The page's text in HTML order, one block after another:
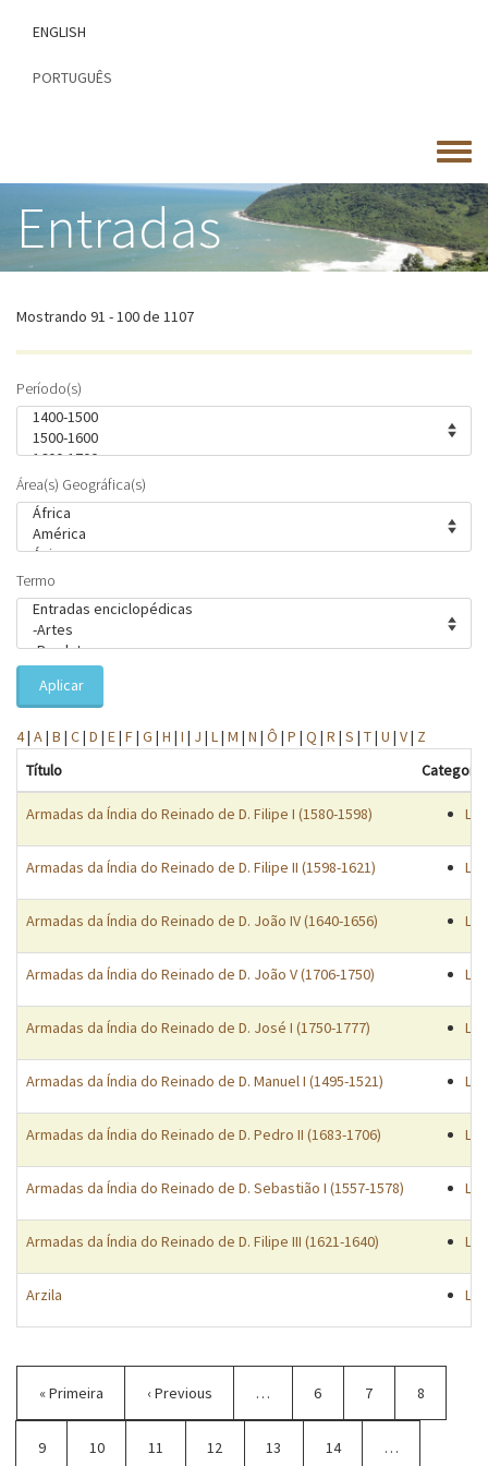
conteúdo
ENGLISH
PORTUGUÊS
Toggle
menu
Entradas
Mostrando 91 - 100 de 1107
Período(s)
Área(s) Geográfica(s)
Termo
Aplicar
4| A| B | C| D | E| F| G | H | I | J | L| M | N | Ô | P | Q | R | S | T| U | V| Z
Título
Armadas da Índia do Reinado de D. Filipe I (1580-1598)
Armadas da Índia do Reinado de D. Filipe II (1598-1621)
Armadas da Índia do Reinado de D. João IV (1640-1656)
Armadas da Índia do Reinado de D. João V (1706-1750)
Armadas da Índia do Reinado de D. José I (1750-1777)
Armadas da Índia do Reinado de D. Manuel I (1495-1521)
Armadas da Índia do Reinado de D. Pedro II (1683-1706)
Armadas da Índia do Reinado de D. Sebastião I (1557-1578)
Armadas da Índia do Reinado de D. Filipe III (1621-1640)
Arzila
Paginação
Primeira
página
« Primeira
Página
anterior
‹ Previous … Página
6 Página
7 Página
8
Página
9
Página
10 Página
11 Página
12 Página
13 Página
14 …